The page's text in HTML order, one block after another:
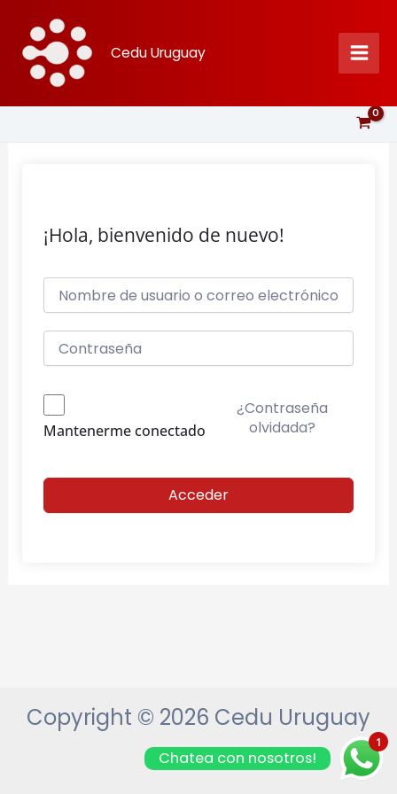
contenido
Cedu Uruguay
¡Hola, bienvenido de nuevo!
Mantenerme conectado
¿Contraseña
olvidada?
Acceder
Copyright © 2026 Cedu Uruguay
1
Chatea con nosotros!